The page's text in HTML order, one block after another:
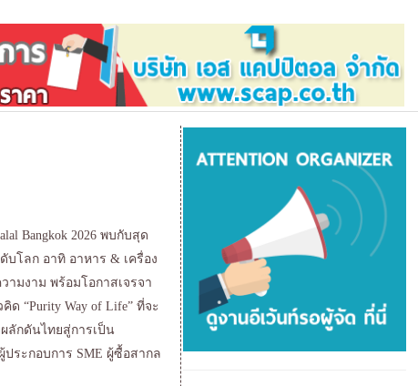
Bangkok 2026 พบกับสุด
โลก อาทิ อาหาร & เครื่อง
มงาม พร้อมโอกาสเจรจา
“Purity Way of Life” ที่จะ
ลักดันไทยสู่การเป็น
ระกอบการ SME ผู้ซื้อสากล